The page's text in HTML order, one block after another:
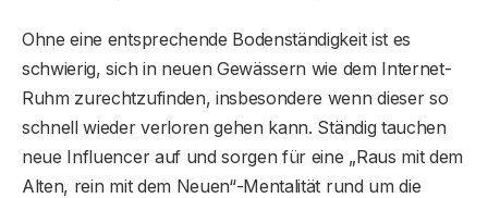
Ohne eine entsprechende Bodenständigkeit ist es
schwierig, sich in neuen Gewässern wie dem Internet-
Ruhm zurechtzufinden, insbesondere wenn dieser so
schnell wieder verloren gehen kann. Ständig tauchen
neue Influencer auf und sorgen für eine „Raus mit dem
Alten, rein mit dem Neuen“-Mentalität rund um die